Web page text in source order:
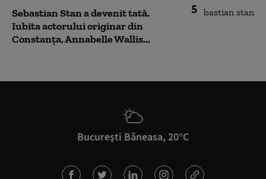
5
Sebastian Stan a devenit tată.
Iubita actorului originar din
Constanța, Annabelle Wallis...
București Băneasa, 20°C